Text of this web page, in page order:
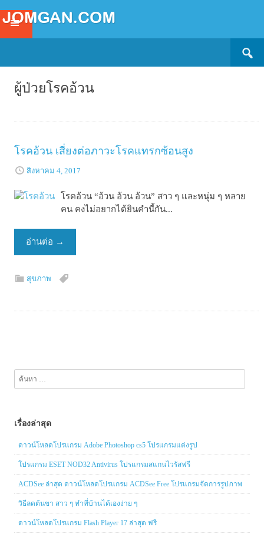
ผู้ป่วยโรคอ้วน
โรคอ้วน เสี่ยงต่อภาวะโรคแทรกซ้อนสูง
สิงหาคม 4, 2017
โรคอ้วน “อ้วน อ้วน อ้วน” สาว ๆ และหนุ่ม ๆ หลาย
คน คงไม่อยากได้ยินคำนี้กัน...
อ่านต่อ →
สุขภาพ
สำหรับ:
เรื่องล่าสุด
ดาวน์โหลดโปรแกรม Adobe Photoshop cs5 โปรแกรมแต่งรูป
โปรแกรม ESET NOD32 Antivirus โปรแกรมสแกนไวรัสฟรี
ACDSee ล่าสุด ดาวน์โหลดโปรแกรม ACDSee Free โปรแกรมจัดการรูปภาพ
วิธีลดต้นขา สาว ๆ ทำที่บ้านได้เองง่าย ๆ
ดาวน์โหลดโปรแกรม Flash Player 17 ล่าสุด ฟรี